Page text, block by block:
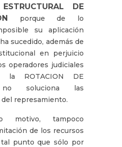
DE
porque de lo
su aplicación
sucedido, además de
en perjuicio
operadores judiciales
la ROTACION DE
no soluciona las
del represamiento.
motivo, tampoco
de los recursos
punto que sólo por